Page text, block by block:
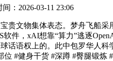
间：2026-03-11 23:06
文物集体表态。梦舟飞船采
软件，xAI想靠“算力”逃逐
话语权上的。此中包罗华人
#健身干货 #深蹲 #臀腿锻